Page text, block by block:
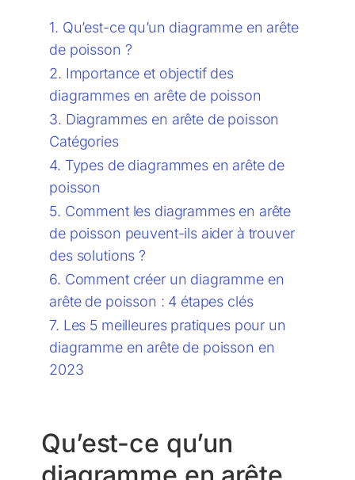
Qu’est-ce qu’un diagramme en arête
de poisson ?
Importance et objectif des
diagrammes en arête de poisson
Diagrammes en arête de poisson
Catégories
Types de diagrammes en arête de
poisson
Comment les diagrammes en arête
de poisson peuvent-ils aider à trouver
des solutions ?
Comment créer un diagramme en
arête de poisson : 4 étapes clés
Les 5 meilleures pratiques pour un
diagramme en arête de poisson en
2023
Qu’est-ce qu’un